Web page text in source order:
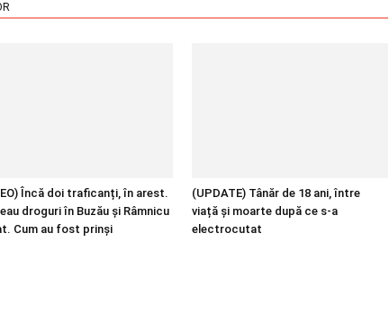
Încă doi traficanți, în arest.
droguri în Buzău și Râmnicu
Cum au fost prinși
(UPDATE) Tânăr de 18 ani, între
viață și moarte după ce s-a
electrocutat